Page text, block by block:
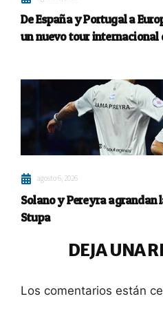
De España y Portugal a
un nuevo tour internacional
agosto 6, 2026
Solano y Pereyra agrandan
Stupa
DEJA UNA
Los comentarios están